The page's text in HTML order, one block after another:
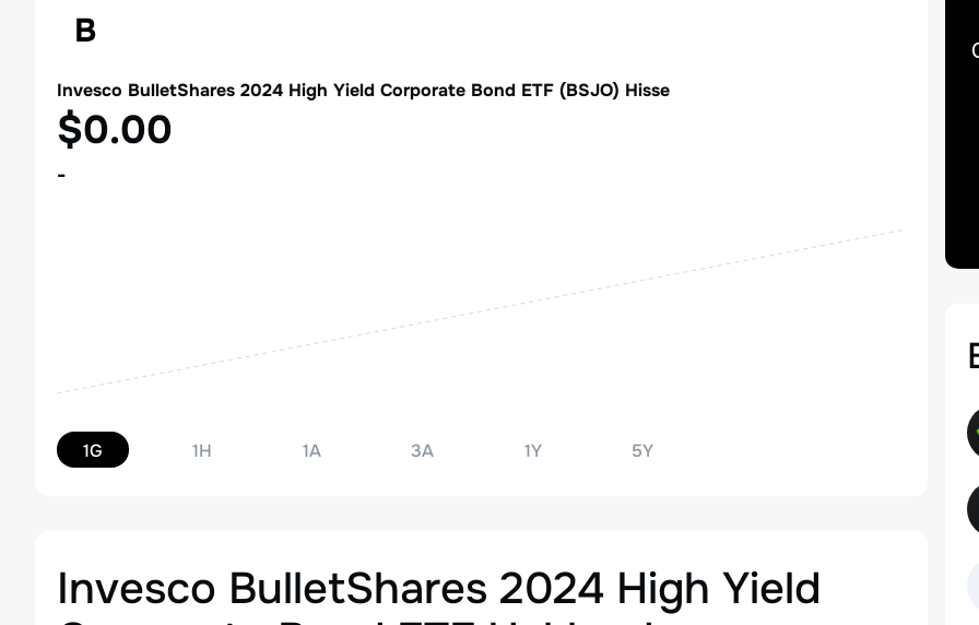
B
Invesco BulletShares 2024 High Yield Corporate Bond ETF (BSJO) Hisse
$0.00
-
1G 1H 1A 3A 1Y 5Y
Invesco BulletShares 2024 High Yield